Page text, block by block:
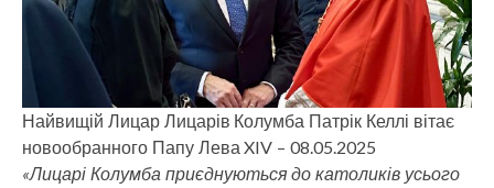
Найвищій Лицар Лицарів Колумба Патрік Келлі вітає
новообранного Папу Лева XIV – 08.05.2025
«Лицарі Колумба приєднуються до католиків усього